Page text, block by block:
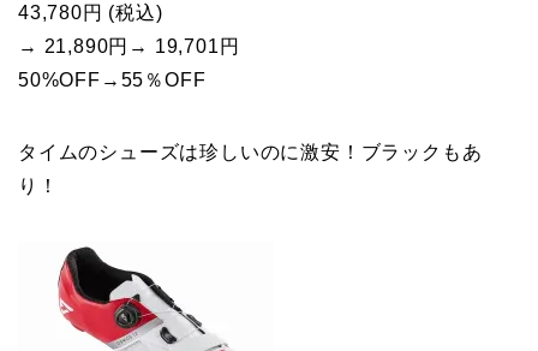
43,780円 (税込)
→ 21,890円→ 19,701円
50%OFF→55％OFF
タイムのシューズは珍しいのに激安！ブラックもあ
り！